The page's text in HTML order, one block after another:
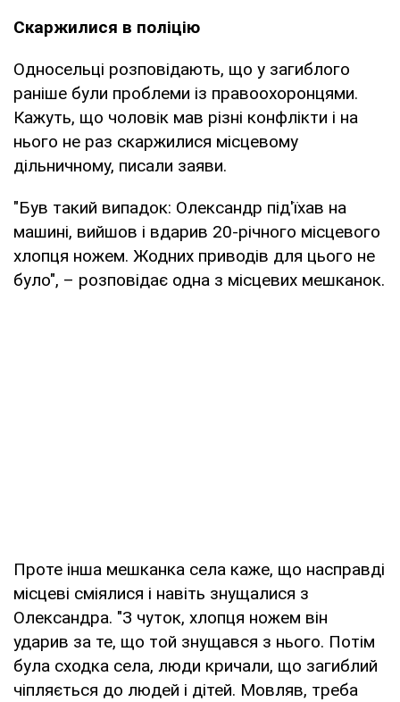
Скаржилися в поліцію
Односельці розповідають, що у загиблого
раніше були проблеми із правоохоронцями.
Кажуть, що чоловік мав різні конфлікти і на
нього не раз скаржилися місцевому
дільничному, писали заяви.
"Був такий випадок: Олександр під'їхав на
машині, вийшов і вдарив 20-річного місцевого
хлопця ножем. Жодних приводів для цього не
було", – розповідає одна з місцевих мешканок.
Проте інша мешканка села каже, що насправді
місцеві сміялися і навіть знущалися з
Олександра. "З чуток, хлопця ножем він
ударив за те, що той знущався з нього. Потім
була сходка села, люди кричали, що загиблий
чіпляється до людей і дітей. Мовляв, треба